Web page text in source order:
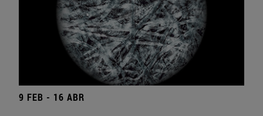
9 FEB - 16 ABR